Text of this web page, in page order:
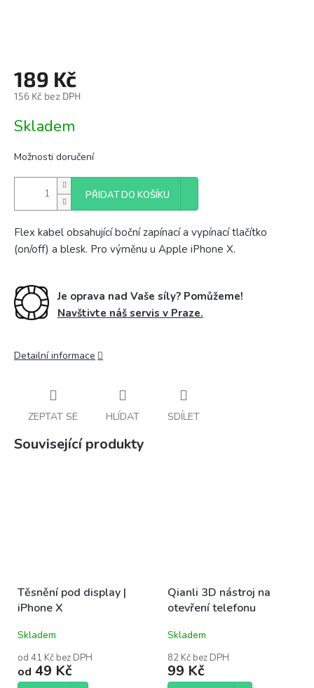
189 Kč
156 Kč bez DPH
cena:
Skladem
Možnosti doručení
PŘIDAT DO KOŠÍKU
Flex kabel obsahující boční zapínací a vypínací tlačítko
(on/off) a blesk. Pro výměnu u Apple iPhone X.
Je oprava nad Vaše síly? Pomůžeme!
Navštivte náš servis v Praze.
Detailní informace
ZEPTAT SE HLÍDAT SDÍLET
Související produkty
Těsnění pod display |
iPhone X
Skladem
od 41 Kč bez DPH
od 49 Kč
Qianli 3D nástroj na
otevření telefonu
Skladem
82 Kč bez DPH
99 Kč